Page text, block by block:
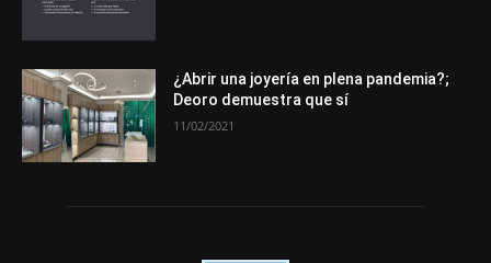
¿Abrir una joyería en plena pandemia?;
Deoro demuestra que sí
11/02/2021